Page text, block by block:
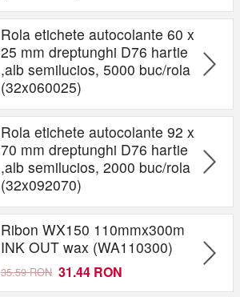
Rola etichete autocolante 60 x
25 mm dreptunghi D76 hartie
,alb semilucios, 5000 buc/rola
(32x060025)
Rola etichete autocolante 92 x
70 mm dreptunghi D76 hartie
,alb semilucios, 2000 buc/rola
(32x092070)
Ribon WX150 110mmx300m
INK OUT wax (WA110300)
35.59 RON 31.44 RON